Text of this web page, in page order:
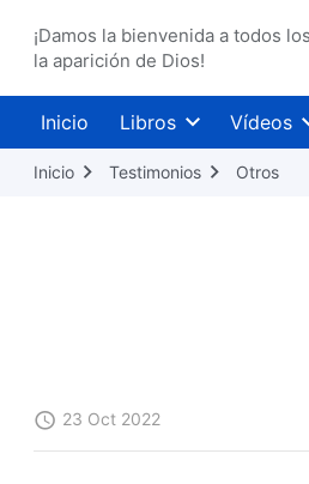
¡Damos la bienvenida a todos
la aparición de Dios!
Inicio Libros Vídeos
Inicio Testimonios Otros
23 Oct 2022